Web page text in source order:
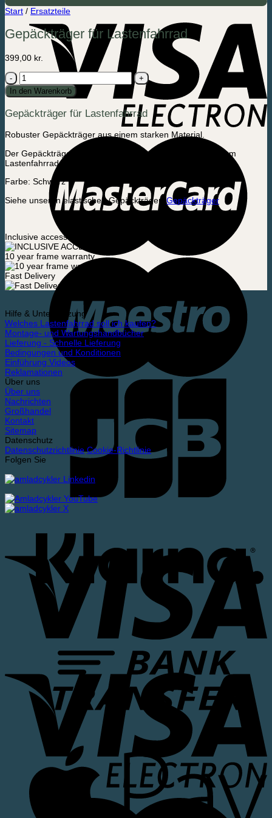
Start / Ersatzteile
Gepäckträger für Lastenfahrrad
399,00 kr.
Gepäckträger
für
Lastenfahrrad
In den Warenkorb
Gepäckträger für Lastenfahrrad
Robuster Gepäckträger aus einem starken Material.
Der Gepäckträger ist schwarz und passt perfekt zu unserem
Lastenfahrrad ohne Strom.
Farbe: Schwarz
Siehe unseren elastischen Gepäckträger: Gepäckträger
Inclusive accessories
10 year frame warranty
Fast Delivery
Hilfe & Unterstützung
Welches Lastenfahrrad soll ich kaufen?
Montage- und Wartungshandbücher
Lieferung - Schnelle Lieferung
Bedingungen und Konditionen
Einführung Videos
Reklamationen
Über uns
Über uns
Nachrichten
Großhandel
Kontakt
Sitemap
Datenschutz
Datenschutzrichtlinie Cookie-Richtlinie
Folgen Sie